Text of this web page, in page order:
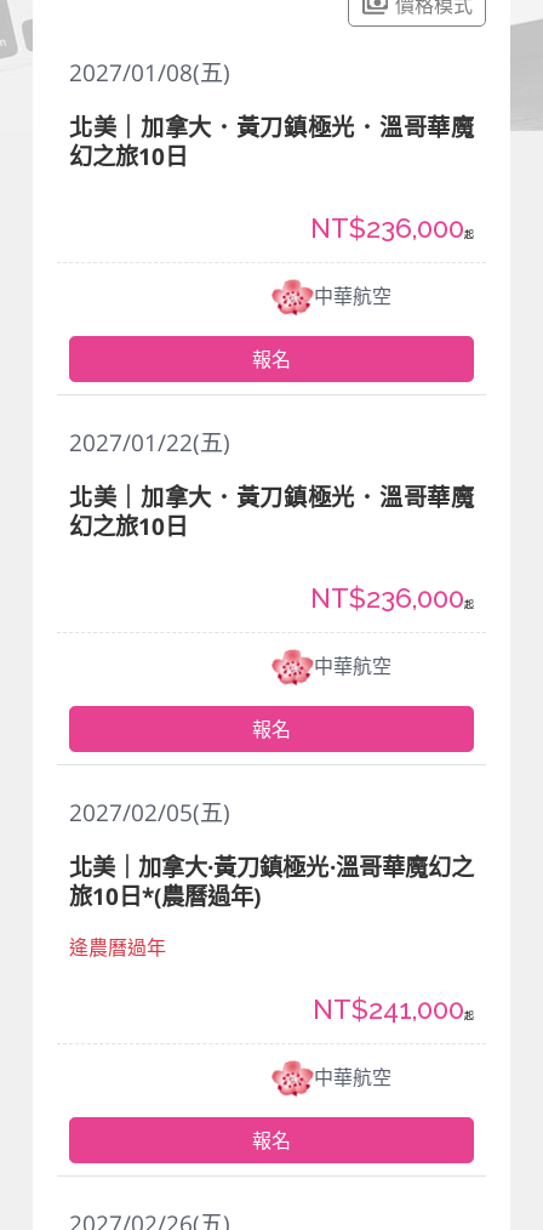
2027/01/08(五)
北美｜加拿大．黃刀鎮極光．溫哥華魔
幻之旅10日
中華航空
NT$236,000起
報名
2027/01/22(五)
北美｜加拿大．黃刀鎮極光．溫哥華魔
幻之旅10日
中華航空
NT$236,000起
報名
2027/02/05(五)
北美｜加拿大·黃刀鎮極光·溫哥華魔幻之
旅10日*(農曆過年)
逄農曆過年
中華航空
NT$241,000起
報名
2027/02/26(五)